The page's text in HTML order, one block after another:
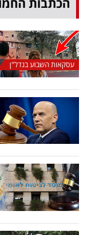
עסקאות השבוע בנדל"ן